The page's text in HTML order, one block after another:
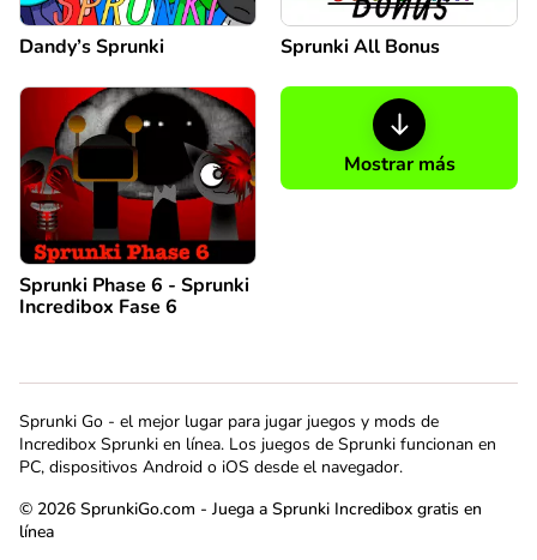
Dandy’s Sprunki Sprunki All Bonus
Sprunki Phase 6 - Sprunki
Incredibox Fase 6
Mostrar más
Sprunki Go - el mejor lugar para jugar juegos y mods de
Incredibox Sprunki en línea. Los juegos de Sprunki funcionan en
PC, dispositivos Android o iOS desde el navegador.
© 2026 SprunkiGo.com - Juega a Sprunki Incredibox gratis en
línea